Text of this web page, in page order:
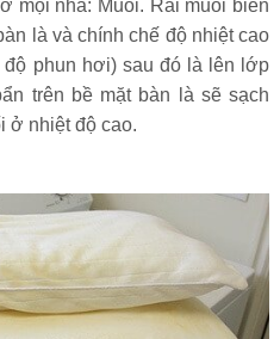
mọi nhà: Muối. Rải muối biển
là và chính chế độ nhiệt cao
phun hơi) sau đó là lên lớp
trên bề mặt bàn là sẽ sạch
ở nhiệt độ cao.